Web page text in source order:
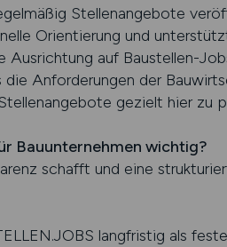
Stellenangebote
Orientierung und
auf Baustellen-
Anforderungen der
gezielt hier zu
Bauunternehmen wichtig?
schafft und eine
langfristig als